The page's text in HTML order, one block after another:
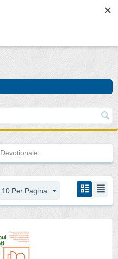
Devoționale
10 Per Pagina